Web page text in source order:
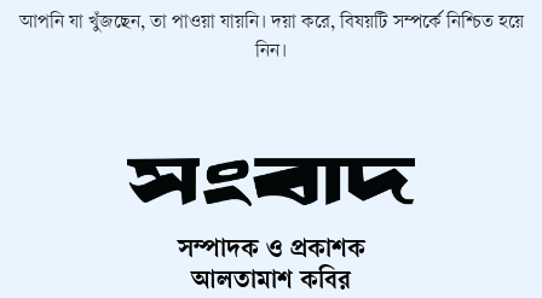
আপনি যা খুঁজছেন, তা পাওয়া যায়নি। দয়া করে, বিষয়টি সম্পর্কে নিশ্চিত হয়ে
নিন।
সম্পাদক ও প্রকাশক
আলতামাশ কবির